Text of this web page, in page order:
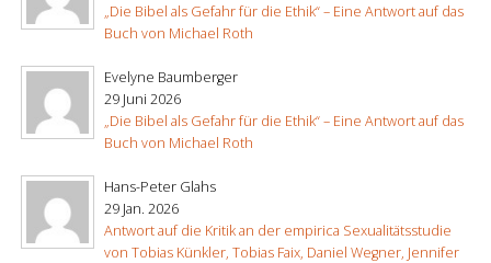
„Die Bibel als Gefahr für die Ethik“ – Eine Antwort auf das
Buch von Michael Roth
Evelyne Baumberger
29 Juni 2026
„Die Bibel als Gefahr für die Ethik“ – Eine Antwort auf das
Buch von Michael Roth
Hans-Peter Glahs
29 Jan. 2026
Antwort auf die Kritik an der empirica Sexualitätsstudie
von Tobias Künkler, Tobias Faix, Daniel Wegner, Jennifer